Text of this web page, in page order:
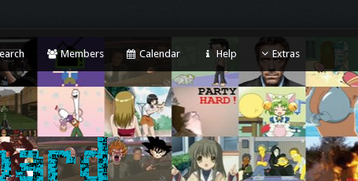
Members Calendar Help Extras